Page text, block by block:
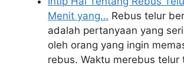
Menit yang… Rebus telur
adalah pertanyaan yang
oleh orang yang ingin
rebus. Waktu merebus telur